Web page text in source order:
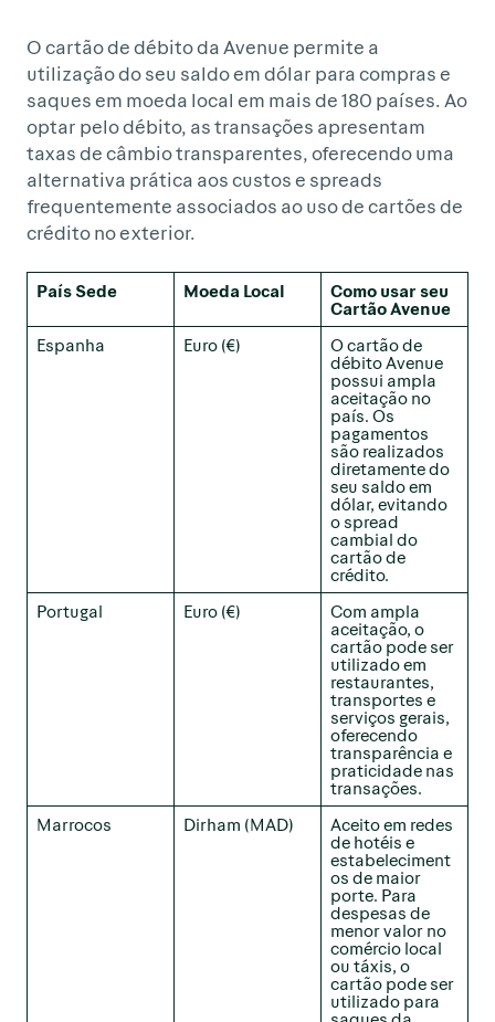
O cartão de débito da Avenue permite a
utilização do seu saldo em dólar para compras e
saques em moeda local em mais de 180 países. Ao
optar pelo débito, as transações apresentam
taxas de câmbio transparentes, oferecendo uma
alternativa prática aos custos e spreads
frequentemente associados ao uso de cartões de
crédito no exterior.
País Sede Moeda Local
Como usar seu
Cartão Avenue
Espanha
Euro (€)
O cartão de
débito Avenue
possui ampla
aceitação no
país. Os
pagamentos
são realizados
diretamente do
seu saldo em
dólar, evitando
o spread
cambial do
cartão de
crédito.
Portugal
Euro (€)
Com ampla
aceitação, o
cartão pode ser
utilizado em
restaurantes,
transportes e
serviços gerais,
oferecendo
transparência e
praticidade nas
transações.
Marrocos
Dirham (MAD)
Aceito em redes
de hotéis e
estabeleciment
os de maior
porte. Para
despesas de
menor valor no
comércio local
ou táxis, o
cartão pode ser
utilizado para
saques da